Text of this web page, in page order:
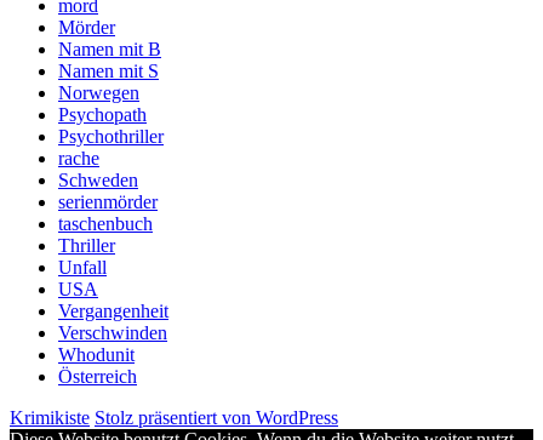
mord
Mörder
Namen mit B
Namen mit S
Norwegen
Psychopath
Psychothriller
rache
Schweden
serienmörder
taschenbuch
Thriller
Unfall
USA
Vergangenheit
Verschwinden
Whodunit
Österreich
Krimikiste Stolz präsentiert von WordPress